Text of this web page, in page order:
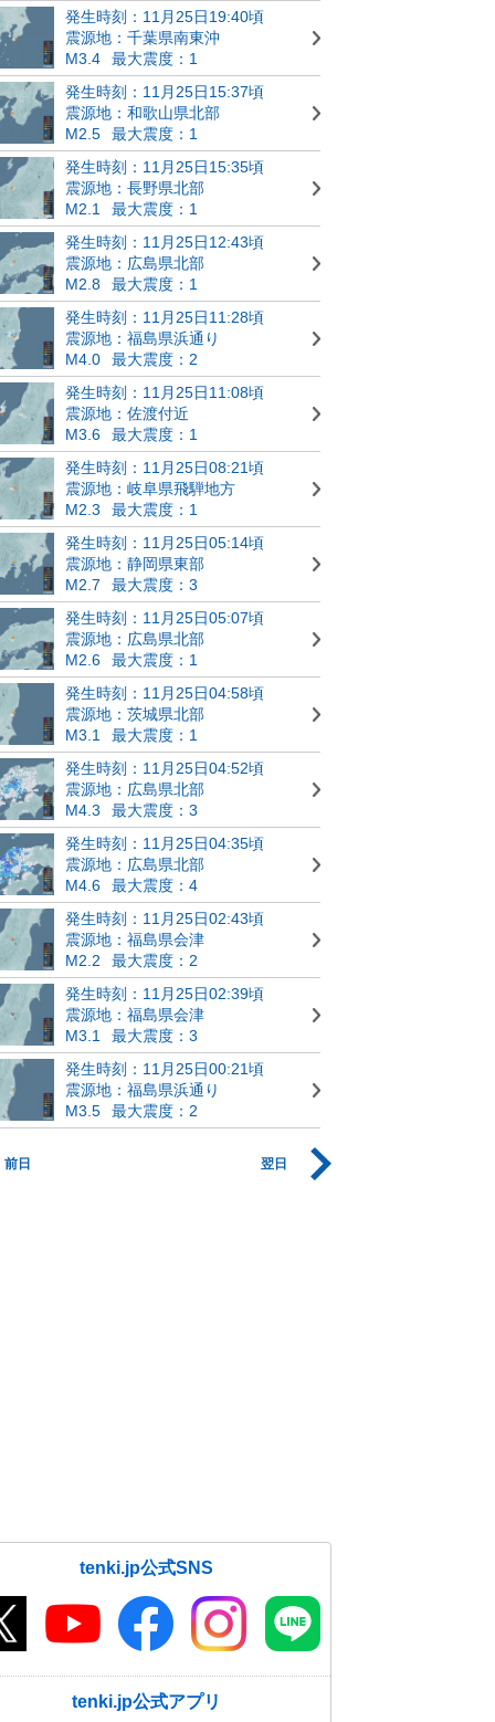
発生時刻：11月25日19:40頃
震源地：千葉県南東沖
M3.4
最大震度：1
発生時刻：11月25日15:37頃
震源地：和歌山県北部
M2.5
最大震度：1
発生時刻：11月25日15:35頃
震源地：長野県北部
M2.1
最大震度：1
発生時刻：11月25日12:43頃
震源地：広島県北部
M2.8
最大震度：1
発生時刻：11月25日11:28頃
震源地：福島県浜通り
M4.0
最大震度：2
発生時刻：11月25日11:08頃
震源地：佐渡付近
M3.6
最大震度：1
発生時刻：11月25日08:21頃
震源地：岐阜県飛騨地方
M2.3
最大震度：1
発生時刻：11月25日05:14頃
震源地：静岡県東部
M2.7
最大震度：3
発生時刻：11月25日05:07頃
震源地：広島県北部
M2.6
最大震度：1
発生時刻：11月25日04:58頃
震源地：茨城県北部
M3.1
最大震度：1
発生時刻：11月25日04:52頃
震源地：広島県北部
M4.3
最大震度：3
発生時刻：11月25日04:35頃
震源地：広島県北部
M4.6
最大震度：4
発生時刻：11月25日02:43頃
震源地：福島県会津
M2.2
最大震度：2
発生時刻：11月25日02:39頃
震源地：福島県会津
M3.1
最大震度：3
発生時刻：11月25日00:21頃
震源地：福島県浜通り
M3.5
最大震度：2
前日 翌日
tenki.jp公式SNS
tenki.jp公式アプリ